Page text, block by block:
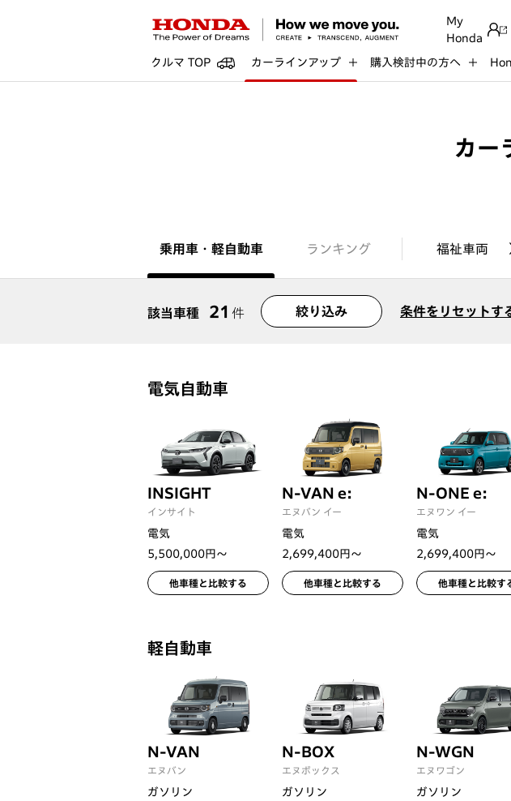
My
Honda
クルマ TOP カーラインアップ 購入検討中の方へ
カー
乗用車・軽自動車 ランキング 福祉車両
該当車種 21 件 絞り込み 条件をリセットす
電気自動車
INSIGHT
インサイト
電気
5,500,000円〜
他車種と比較する
N-VAN e:
エヌバン イー
電気
2,699,400円〜
他車種と比較する
N-ONE e:
エヌワン イー
電気
2,699,400円〜
他車種と比較す
軽自動車
N-VAN
エヌバン
ガソリン
N-BOX
エヌボックス
ガソリン
N-WGN
エヌワゴン
ガソリン